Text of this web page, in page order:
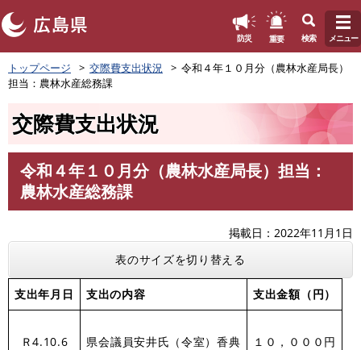
ペ
ー
ジ
防災 重要 検索 メニュー
トップページ 交際費支出状況
令和４年１０月分（農林水産局長）
担当：農林水産総務課
交際費支出状況
令和４年１０月分（農林水産局長）担当：
農林水産総務課
掲載日
2022年11月1日
表のサイズを切り替える
支出年月日 支出の内容 支出金額（円）
Ｒ4.10.6 県会議員安井氏（令室）香典 １０，０００円